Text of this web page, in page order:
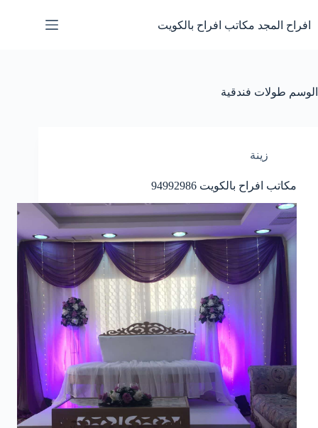
إلى
المحتوى
افراح المجد مكاتب افراح بالكويت
الوسم طولات فندقية
زينة
مكاتب افراح بالكويت 94992986